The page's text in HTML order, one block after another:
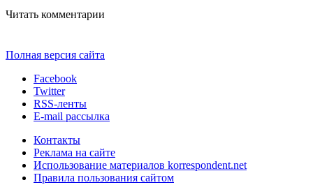
Читать комментарии
Полная версия сайта
Facebook
Twitter
RSS-ленты
E-mail рассылка
Контакты
Реклама на сайте
Использование материалов korrespondent.net
Правила пользования сайтом